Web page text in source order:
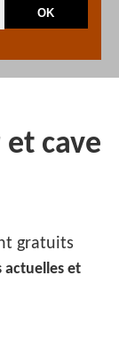
cave
gratuits
actuelles et